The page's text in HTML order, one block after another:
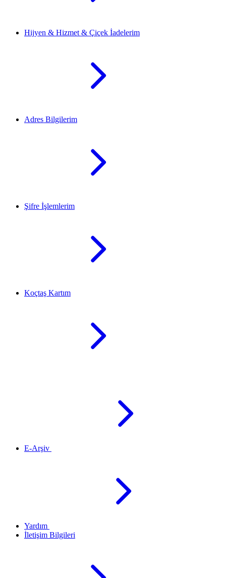
Hijyen & Hizmet & Çiçek İadelerim
Adres Bilgilerim
Şifre İşlemlerim
Koçtaş Kartım
E-Arşiv
Yardım
İletişim Bilgileri